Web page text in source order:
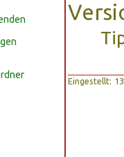
Eingestellt: